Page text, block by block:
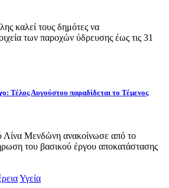
καλεί τους δημότες να
των παροχών ύδρευσης έως τις 31
Τέλος Αυγούστου παραδίδεται το Τέμενος
Λίνα Μενδώνη ανακοίνωσε από το
του βασικού έργου αποκατάστασης
Υγεία